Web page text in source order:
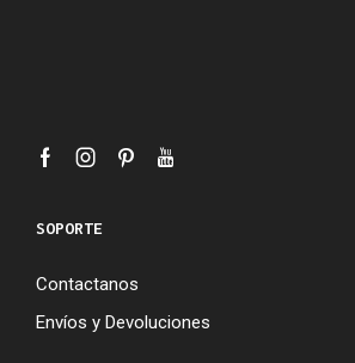
SOPORTE
Contactanos
Envíos y Devoluciones